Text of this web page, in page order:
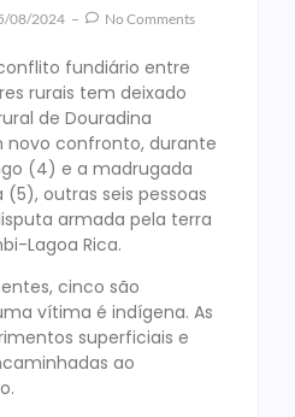
08/2024 No Comments
fundiário entre
rurais tem deixado
de Douradina
novo confronto, durante
(4) e a madrugada
outras seis pessoas
armada pela terra
Lagoa Rica.
cinco são
vítima é indígena. As
superficiais e
ao